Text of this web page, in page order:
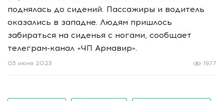
поднялась до сидений. Пассажиры и водитель
оказались в западне. Людям пришлось
забираться на сиденья с ногами, сообщает
телеграм-канал «ЧП Армавир».
1977
05 июня 2023